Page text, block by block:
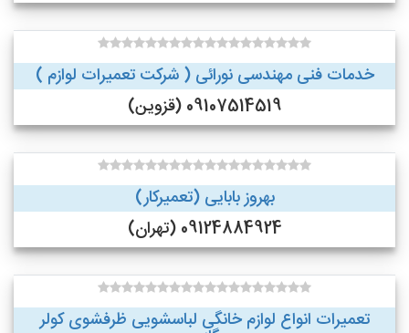
خدمات فنی مهندسی نورائی ( شرکت تعمیرات لوازم )
09107514519 (قزوین)
بهروز بابایی (تعمیرکار)
09124884924 (تهران)
تعمیرات انواع لوازم خانگی لباسشویی ظرفشوی کولر